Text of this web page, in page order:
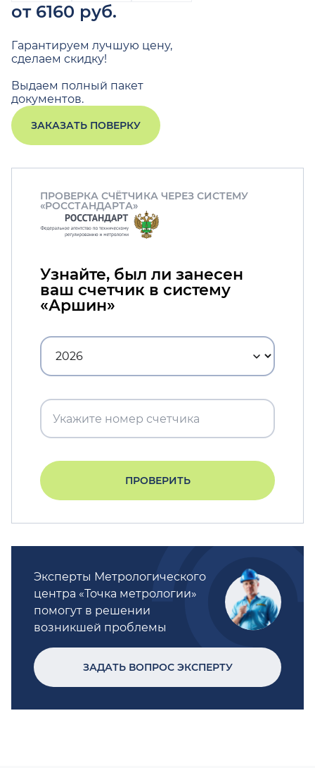
от 6160 руб.
Гарантируем лучшую цену,
сделаем скидку!
Выдаем полный пакет
документов.
ЗАКАЗАТЬ ПОВЕРКУ
ПРОВЕРКА СЧЁТЧИКА ЧЕРЕЗ СИСТЕМУ
«РОССТАНДАРТА»
Узнайте, был ли занесен
ваш счетчик в систему
«Аршин»
ПРОВЕРИТЬ
Эксперты Метрологического
центра «Точка метрологии»
помогут в решении
возникшей проблемы
ЗАДАТЬ ВОПРОС ЭКСПЕРТУ